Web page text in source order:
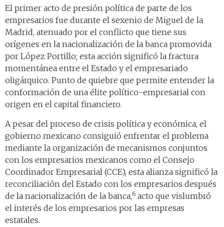
El primer acto de presión política de parte de los
empresarios fue durante el sexenio de Miguel de la
Madrid, atenuado por el conflicto que tiene sus
orígenes en la nacionalización de la banca promovida
por López Portillo; esta acción significó la fractura
momentánea entre el Estado y el empresariado
oligárquico. Punto de quiebre que permite entender la
conformación de una élite político-empresarial con
origen en el capital financiero.
A pesar del proceso de crisis política y económica, el
gobierno mexicano consiguió enfrentar el problema
mediante la organización de mecanismos conjuntos
con los empresarios mexicanos como el Consejo
Coordinador Empresarial (CCE), esta alianza significó la
reconciliación del Estado con los empresarios después
de la nacionalización de la banca,6 acto que vislumbró
el interés de los empresarios por las empresas
estatales.